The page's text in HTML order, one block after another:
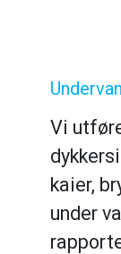
Vi
kaier,
under